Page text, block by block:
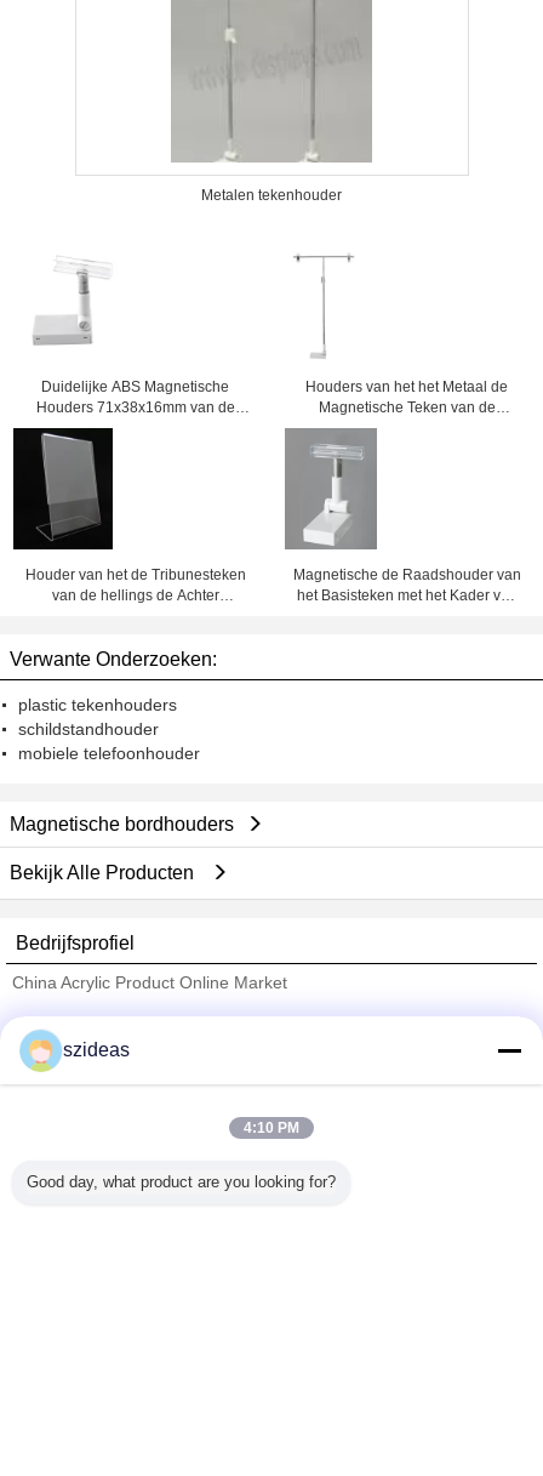
Metalen tekenhouder
Duidelijke ABS Magnetische
Houders 71x38x16mm van de
Tekenraad voor het Kader van PC
Houders van het het Metaal de
Magnetische Teken van de
opslagplank, de Regelbare
Tribune van de Hoogte Pop
Houder van het de Tribunesteken
van de hellings de Achter
Magnetische de Raadshouder van
het Basisteken met het Kader van
Verwante Onderzoeken:
plastic tekenhouders
schildstandhouder
mobiele telefoonhouder
Magnetische bordhouders
Bekijk Alle Producten
Bedrijfsprofiel
China Acrylic Product Online Market
Trust Seal
Alle producten
szideas
4:10 PM
Good day, what product are you looking for?